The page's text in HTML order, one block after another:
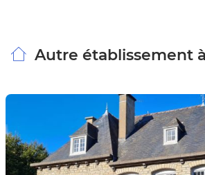
Autre établissement